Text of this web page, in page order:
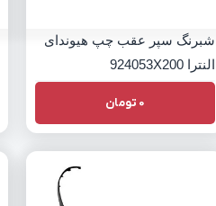
شبرنگ سپر عقب چپ هیوندای
النترا 924053X200
0 تومان